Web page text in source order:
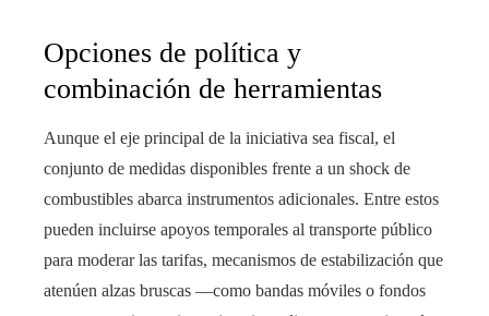
Opciones de política y
combinación de herramientas
Aunque el eje principal de la iniciativa sea fiscal, el
conjunto de medidas disponibles frente a un shock de
combustibles abarca instrumentos adicionales. Entre estos
pueden incluirse apoyos temporales al transporte público
para moderar las tarifas, mecanismos de estabilización que
atenúen alzas bruscas —como bandas móviles o fondos